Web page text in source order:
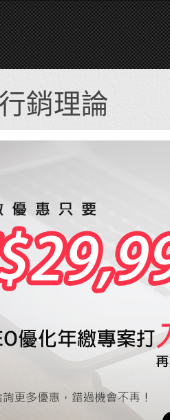
銷理論